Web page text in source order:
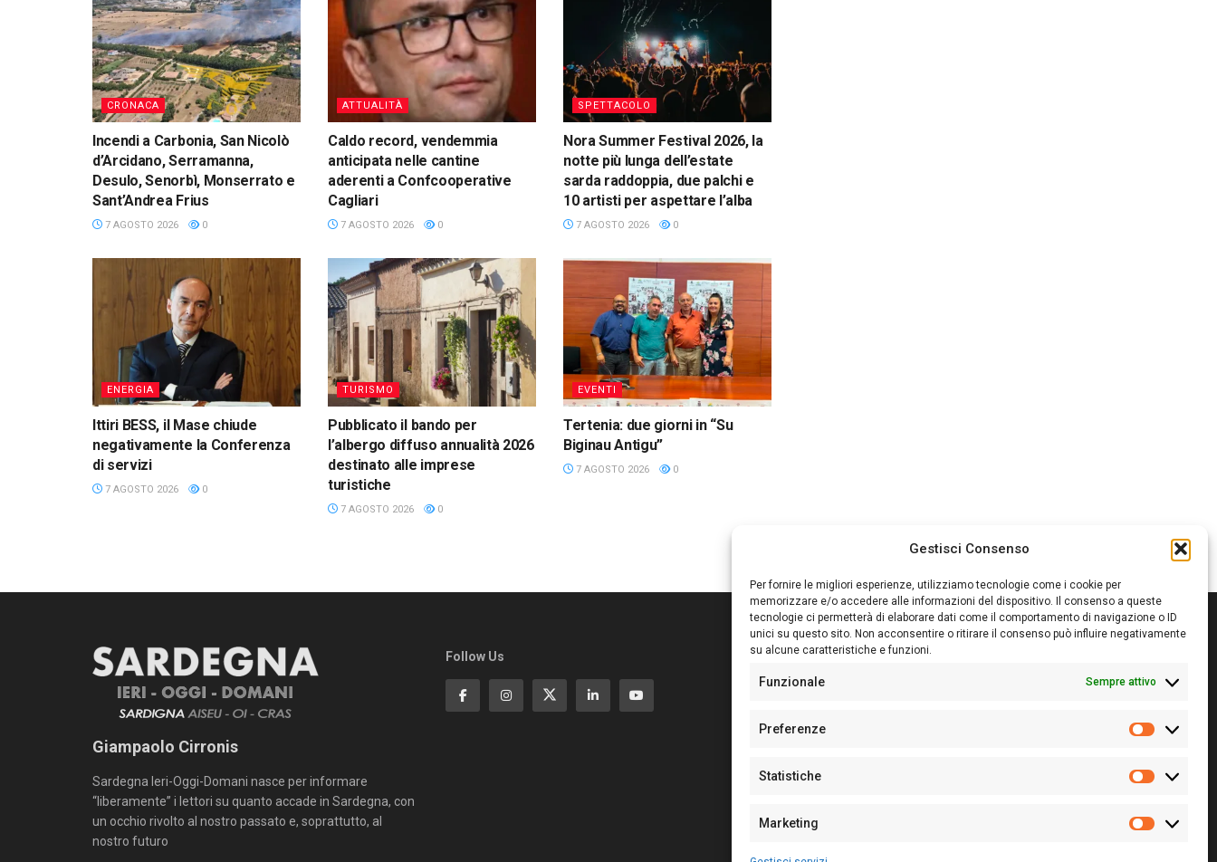
Gestisci Consenso
Per fornire le migliori esperienze, utilizziamo tecnologie come i cookie per
memorizzare e/o accedere alle informazioni del dispositivo. Il consenso a queste
tecnologie ci permetterà di elaborare dati come il comportamento di navigazione o ID
unici su questo sito. Non acconsentire o ritirare il consenso può influire negativamente
su alcune caratteristiche e funzioni.
Funzionale Sempre attivo
Preferenze
Statistiche
Statistiche
Marketing
Marketing
CRONACA
Incendi a Carbonia, San Nicolò
d’Arcidano, Serramanna,
Desulo, Senorbì, Monserrato e
Sant’Andrea Frius
7 AGOSTO 2026 0
ATTUALITÀ
Caldo record, vendemmia
anticipata nelle cantine
aderenti a Confcooperative
Cagliari
7 AGOSTO 2026 0
SPETTACOLO
Nora Summer Festival 2026, la
notte più lunga dell’estate
sarda raddoppia, due palchi e
10 artisti per aspettare l’alba
7 AGOSTO 2026 0
ENERGIA
Ittiri BESS, il Mase chiude
negativamente la Conferenza
di servizi
7 AGOSTO 2026 0
TURISMO
Pubblicato il bando per
l’albergo diffuso annualità 2026
destinato alle imprese
turistiche
7 AGOSTO 2026 0
EVENTI
Tertenia: due giorni in “Su
Biginau Antigu”
7 AGOSTO 2026 0
Giampaolo Cirronis
Sardegna Ieri-Oggi-Domani nasce per informare
“liberamente” i lettori su quanto accade in Sardegna, con
un occhio rivolto al nostro passato e, soprattutto, al
nostro futuro
Follow Us Editore:Giampaolo Cirronis Ditta individuale
Sede:
N° di iscrizione al ROC:
N° 128/2020 del 10/02/2020
Per la Pubblicità: